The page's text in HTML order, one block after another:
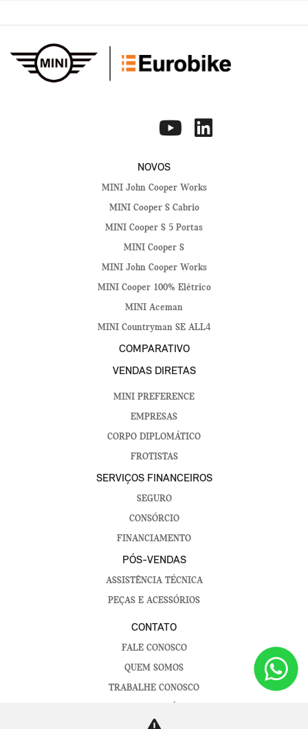
NOVOS
MINI John Cooper Works
MINI Cooper S Cabrio
MINI Cooper S 5 Portas
MINI Cooper S
MINI John Cooper Works
MINI Cooper 100% Elétrico
MINI Aceman
MINI Countryman SE ALL4
COMPARATIVO
VENDAS DIRETAS
MINI PREFERENCE
EMPRESAS
CORPO DIPLOMÁTICO
FROTISTAS
SERVIÇOS FINANCEIROS
SEGURO
CONSÓRCIO
FINANCIAMENTO
PÓS-VENDAS
ASSISTÊNCIA TÉCNICA
PEÇAS E ACESSÓRIOS
CONTATO
FALE CONOSCO
QUEM SOMOS
TRABALHE CONOSCO